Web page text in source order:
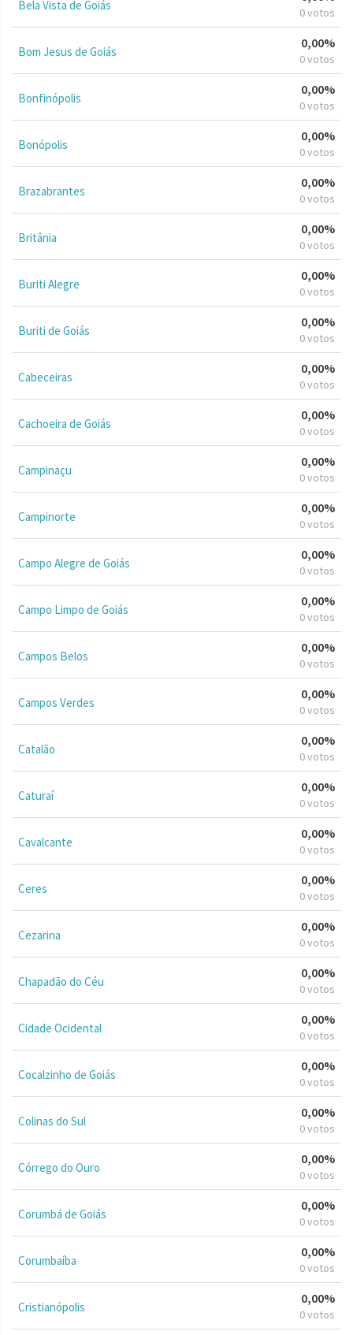
Bela Vista de Goiás 0 votos
Bom Jesus de Goiás
0,00%
0 votos
Bonfinópolis
0,00%
0 votos
Bonópolis
0,00%
0 votos
Brazabrantes
0,00%
0 votos
Britânia
0,00%
0 votos
Buriti Alegre
0,00%
0 votos
Buriti de Goiás
0,00%
0 votos
Cabeceiras
0,00%
0 votos
Cachoeira de Goiás
0,00%
0 votos
Campinaçu
0,00%
0 votos
Campinorte
0,00%
0 votos
Campo Alegre de Goiás
0,00%
0 votos
Campo Limpo de Goiás
0,00%
0 votos
Campos Belos
0,00%
0 votos
Campos Verdes
0,00%
0 votos
Catalão
0,00%
0 votos
Caturaí
0,00%
0 votos
Cavalcante
0,00%
0 votos
Ceres
0,00%
0 votos
Cezarina
0,00%
0 votos
Chapadão do Céu
0,00%
0 votos
Cidade Ocidental
0,00%
0 votos
Cocalzinho de Goiás
0,00%
0 votos
Colinas do Sul
0,00%
0 votos
Córrego do Ouro
0,00%
0 votos
Corumbá de Goiás
0,00%
0 votos
Corumbaíba
0,00%
0 votos
Cristianópolis
0,00%
0 votos